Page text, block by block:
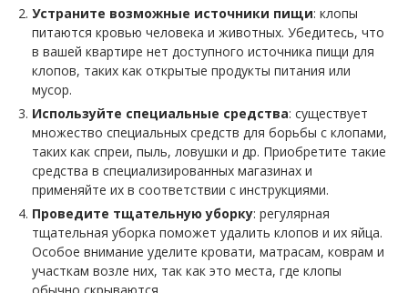
Устраните возможные источники пищи: клопы
питаются кровью человека и животных. Убедитесь, что
в вашей квартире нет доступного источника пищи для
клопов, таких как открытые продукты питания или
мусор.
Используйте специальные средства: существует
множество специальных средств для борьбы с клопами,
таких как спреи, пыль, ловушки и др. Приобретите такие
средства в специализированных магазинах и
применяйте их в соответствии с инструкциями.
Проведите тщательную уборку: регулярная
тщательная уборка поможет удалить клопов и их яйца.
Особое внимание уделите кровати, матрасам, коврам и
участкам возле них, так как это места, где клопы